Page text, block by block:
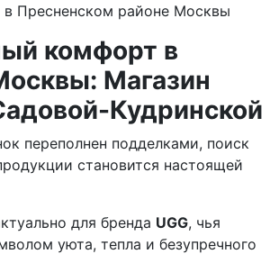
комфорт в
Магазин
Кудринской
переполнен подделками, поиск
становится настоящей
для бренда UGG, чья
уюта, тепла и безупречного